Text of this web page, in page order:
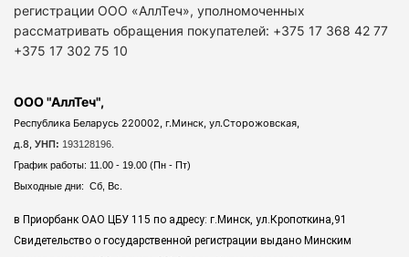
регистрации ООО «АллТеч», уполномоченных
рассматривать обращения покупателей: +375 17 368 42 77
+375 17 302 75 10
ООО "АллТеч",
Республика Беларусь 220002, г.Минск, ул.Сторожовская,
д.8, УНП: 193128196.
График работы: 11.00 - 19.00 (Пн - Пт)
Выходные дни: Сб, Вс.
в Приорбанк ОАО ЦБУ 115 по адресу: г.Минск, ул.Кропоткина,91
Свидетельство о государственной регистрации выдано Минским